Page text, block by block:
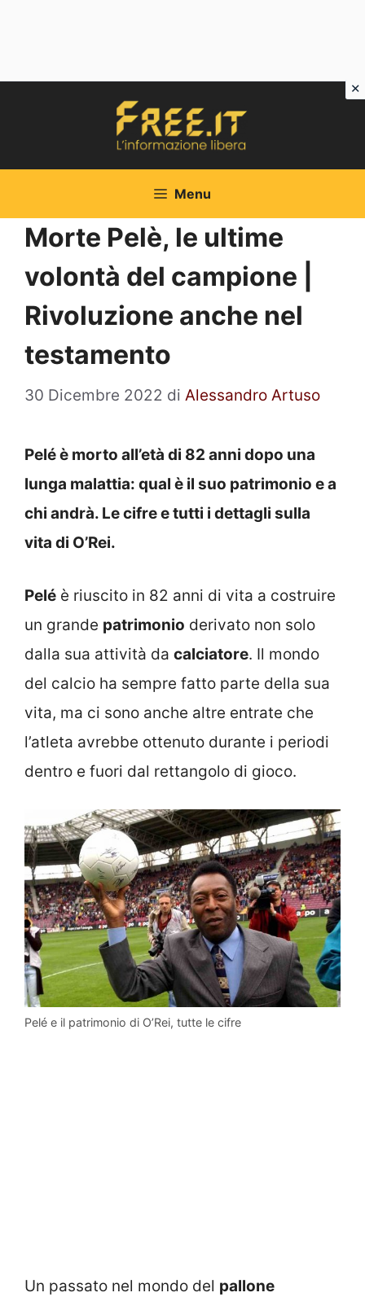
Menu
Morte Pelè, le ultime
volontà del campione |
Rivoluzione anche nel
testamento
30 Dicembre 2022 di Alessandro Artuso
Pelé è morto all’età di 82 anni dopo una
lunga malattia: qual è il suo patrimonio e a
chi andrà. Le cifre e tutti i dettagli sulla
vita di O’Rei.
Pelé è riuscito in 82 anni di vita a costruire
un grande patrimonio derivato non solo
dalla sua attività da calciatore. Il mondo
del calcio ha sempre fatto parte della sua
vita, ma ci sono anche altre entrate che
l’atleta avrebbe ottenuto durante i periodi
dentro e fuori dal rettangolo di gioco.
Pelé e il patrimonio di O’Rei, tutte le cifre
Un passato nel mondo del pallone